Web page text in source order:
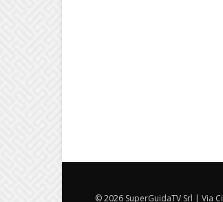
© 2026 SuperGuidaTV Srl | Via